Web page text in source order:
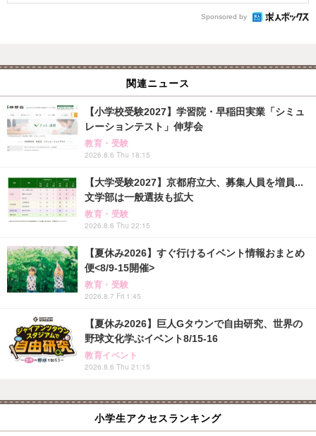
Sponsored by
関連ニュース
【小学校受験2027】学習院・早稲田実業「シミュ
レーションテスト」伸芽会
教育・受験
2026.8.6 Thu 18:15
【大学受験2027】京都府立大、募集人員を増員...
文学部は一般選抜も拡大
教育・受験
2026.8.6 Thu 22:15
【夏休み2026】すぐ行けるイベント情報おまとめ
便<8/9-15開催>
教育・受験
2026.8.7 Fri 1:45
【夏休み2026】巨人Gタウンで自由研究、世界の
野球文化学ぶイベント8/15-16
教育イベント
2026.8.6 Thu 21:15
小学生アクセスランキング